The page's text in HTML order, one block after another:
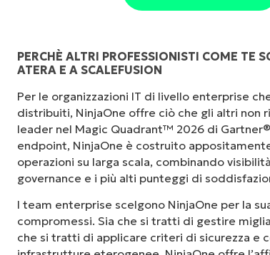
PERCHÈ ALTRI PROFESSIONISTI COME TE
ATERA E A SCALEFUSION
Per le organizzazioni IT di livello enterprise
distribuiti, NinjaOne offre ciò che gli altri non
leader nel Magic Quadrant™ 2026 di
endpoint, NinjaOne è costruito
operazioni su larga scala, combinando
governance e i più alti punteggi di
I team enterprise scelgono NinjaOne per la
compromessi. Sia che si tratti di gestire
che si tratti di applicare criteri di sicurezza e
"Prima avevo bisogno di 10-15
NinjaOne fa nella sua interfaccia
le nostre giornate lavorative."
Ernie Turner
Direttore IT di